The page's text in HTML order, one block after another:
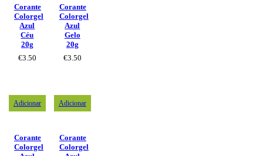
Corante
Colorgel
Azul
Céu
20g
€3.50
Corante
Colorgel
Azul
Gelo
20g
€3.50
Adicionar
Corante
Colorgel
Adicionar
Corante
Colorgel